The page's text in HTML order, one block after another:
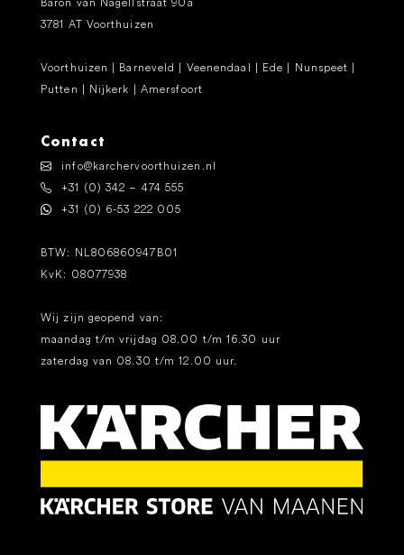
3781 AT Voorthuizen
Voorthuizen | Barneveld | Veenendaal | Ede | Nunspeet |
Putten | Nijkerk | Amersfoort
Contact
info@karchervoorthuizen.nl
+31 (0) 342 – 474 555
+31 (0) 6-53 222 005
BTW: NL806860947B01
KvK: 08077938
Wij zijn geopend van:
maandag t/m vrijdag 08.00 t/m 16.30 uur
zaterdag van 08.30 t/m 12.00 uur.